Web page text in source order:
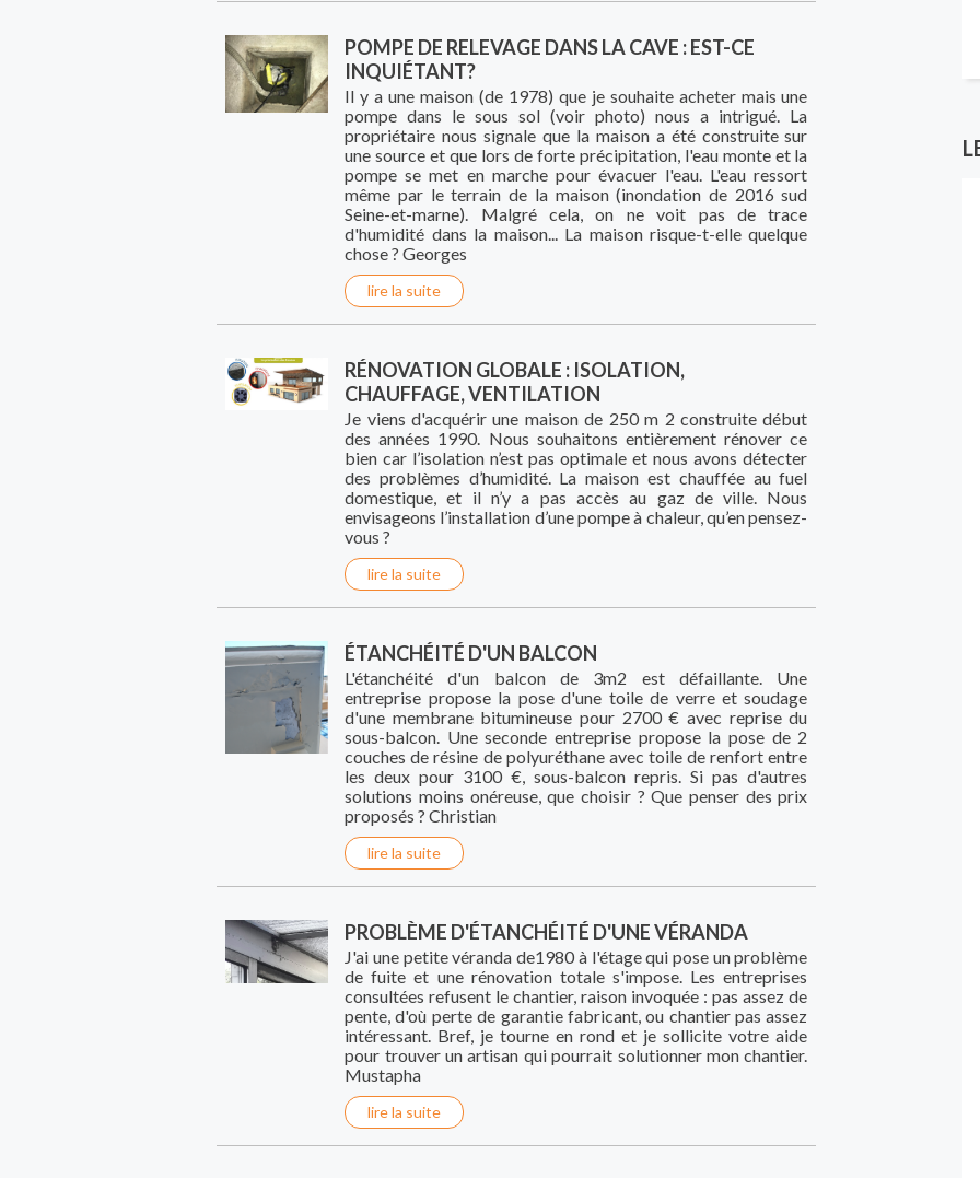
POMPE DE RELEVAGE DANS LA CAVE : EST-CE
INQUIÉTANT?
Il y a une maison (de 1978) que je souhaite acheter mais une
pompe dans le sous sol (voir photo) nous a intrigué. La
propriétaire nous signale que la maison a été construite sur
une source et que lors de forte précipitation, l'eau monte et la
pompe se met en marche pour évacuer l'eau. L'eau ressort
même par le terrain de la maison (inondation de 2016 sud
Seine-et-marne). Malgré cela, on ne voit pas de trace
d'humidité dans la maison... La maison risque-t-elle quelque
chose ? Georges
lire la suite
RÉNOVATION GLOBALE : ISOLATION,
CHAUFFAGE, VENTILATION
Je viens d'acquérir une maison de 250 m 2 construite début
des années 1990. Nous souhaitons entièrement rénover ce
bien car l’isolation n’est pas optimale et nous avons détecter
des problèmes d’humidité. La maison est chauffée au fuel
domestique, et il n’y a pas accès au gaz de ville. Nous
envisageons l’installation d’une pompe à chaleur, qu’en pensez-
vous ?
lire la suite
ÉTANCHÉITÉ D'UN BALCON
L'étanchéité d'un balcon de 3m2 est défaillante. Une
entreprise propose la pose d'une toile de verre et soudage
d'une membrane bitumineuse pour 2700 € avec reprise du
sous-balcon. Une seconde entreprise propose la pose de 2
couches de résine de polyuréthane avec toile de renfort entre
les deux pour 3100 €, sous-balcon repris. Si pas d'autres
solutions moins onéreuse, que choisir ? Que penser des prix
proposés ? Christian
lire la suite
PROBLÈME D'ÉTANCHÉITÉ D'UNE VÉRANDA
J'ai une petite véranda de1980 à l'étage qui pose un problème
de fuite et une rénovation totale s'impose. Les entreprises
consultées refusent le chantier, raison invoquée : pas assez de
pente, d'où perte de garantie fabricant, ou chantier pas assez
intéressant. Bref, je tourne en rond et je sollicite votre aide
pour trouver un artisan qui pourrait solutionner mon chantier.
Mustapha
lire la suite